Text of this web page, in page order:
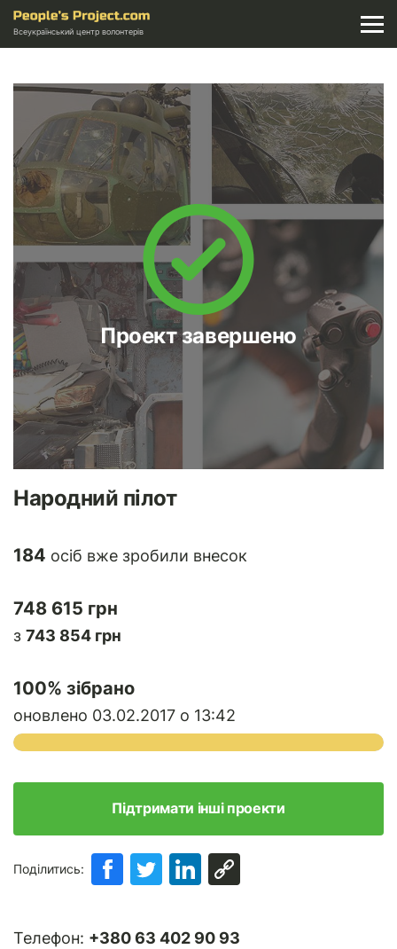
Всеукраїнський центр волонтерів
Проект завершено
Народний пілот
184 осіб вже зробили внесок
748 615 грн
з 743 854 грн
100% зібрано
оновлено 03.02.2017 о 13:42
Підтримати інші проекти
Поділитись:
Телефон: +380 63 402 90 93